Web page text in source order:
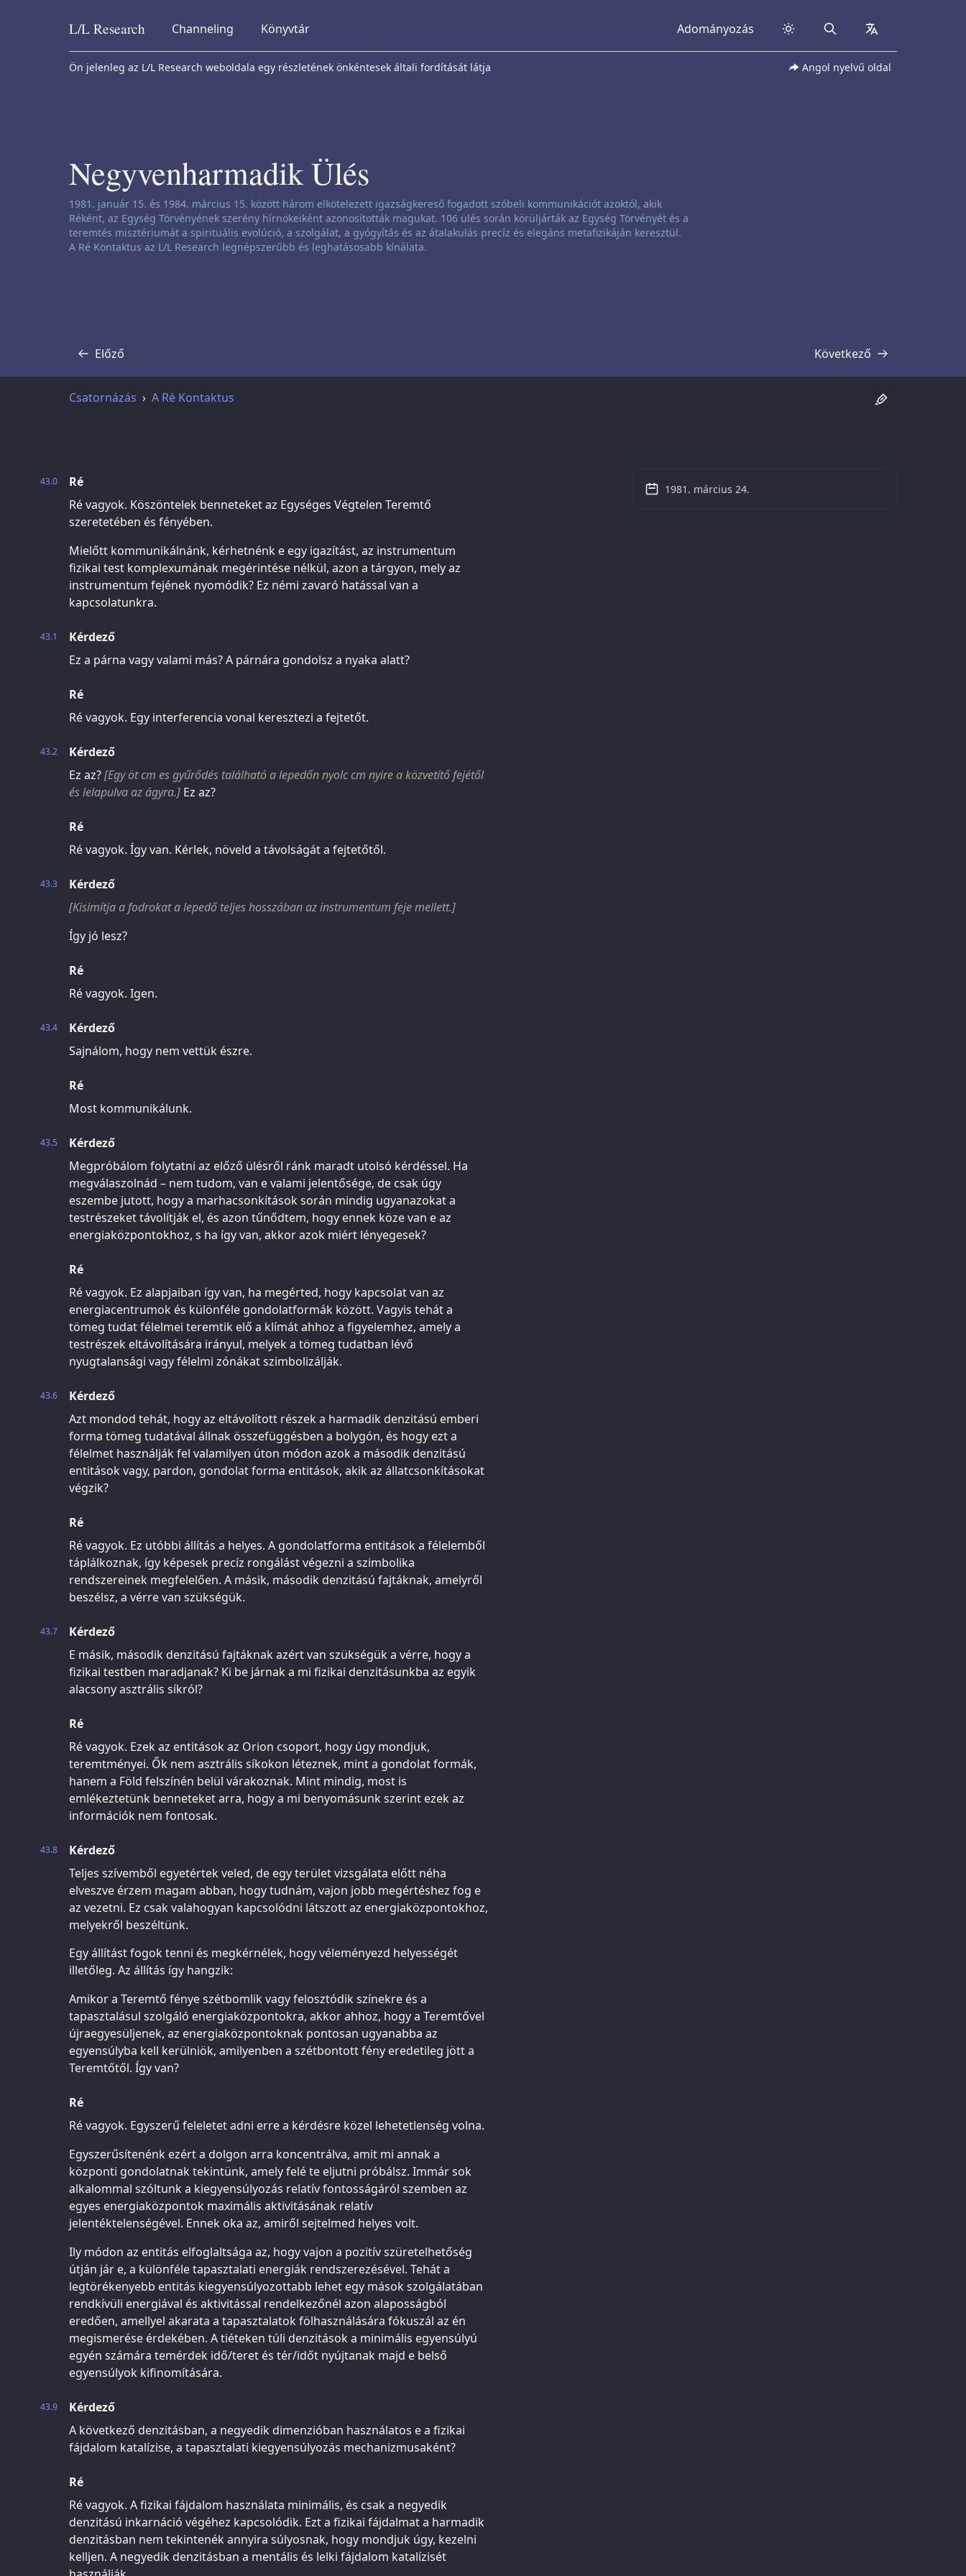
Skip to content
L/L Research Channeling Könyvtár Adományozás Search collapsed
Ön jelenleg az L/L Research weboldala egy részletének önkéntesek általi fordítását látja Angol nyelvű oldal
Negyvenharmadik Ülés
Csatornázási nyilatkozat:
1981. január 15. és 1984. március 15. között három elkötelezett igazságkereső fogadott szóbeli kommunikációt azoktól, akik
Réként, az Egység Törvényének szerény hírnökeiként azonosították magukat. 106 ülés során körüljárták az Egység Törvényét és a
teremtés misztériumát a spirituális evolúció, a szolgálat, a gyógyítás és az átalakulás precíz és elegáns metafizikáján keresztül.
A Ré Kontaktus az L/L Research legnépszerűbb és leghatásosabb kínálata.
Előző
Átirat Következő
Átirat
Csatornázás A Ré Kontaktus
43.0
Ré
Ré vagyok. Köszöntelek benneteket az Egységes Végtelen Teremtő
szeretetében és fényében.
Mielőtt kommunikálnánk, kérhetnénk e egy igazítást, az instrumentum
fizikai test komplexumának megérintése nélkül, azon a tárgyon, mely az
instrumentum fejének nyomódik? Ez némi zavaró hatással van a
kapcsolatunkra.
43.1
Kérdező
Ez a párna vagy valami más? A párnára gondolsz a nyaka alatt?
Ré
Ré vagyok. Egy interferencia vonal keresztezi a fejtetőt.
43.2
Kérdező
Ez az?[Egy öt cm es gyűrődés található a lepedőn nyolc cm nyire a közvetítő fejétől
és lelapulva az ágyra.] Ez az?
Ré
Ré vagyok. Így van. Kérlek, növeld a távolságát a fejtetőtől.
43.3
Kérdező
[Kisimítja a fodrokat a lepedő teljes hosszában az instrumentum feje mellett.]
Így jó lesz?
Ré
Ré vagyok. Igen.
43.4
Kérdező
Sajnálom, hogy nem vettük észre.
Ré
Most kommunikálunk.
43.5
Kérdező
Megpróbálom folytatni az előző ülésről ránk maradt utolsó kérdéssel. Ha
megválaszolnád – nem tudom, van e valami jelentősége, de csak úgy
eszembe jutott, hogy a marhacsonkítások során mindig ugyanazokat a
testrészeket távolítják el, és azon tűnődtem, hogy ennek köze van e az
energiaközpontokhoz, s ha így van, akkor azok miért lényegesek?
Ré
Ré vagyok. Ez alapjaiban így van, ha megérted, hogy kapcsolat van az
energiacentrumok és különféle gondolatformák között. Vagyis tehát a
tömeg tudat félelmei teremtik elő a klímát ahhoz a figyelemhez, amely a
testrészek eltávolítására irányul, melyek a tömeg tudatban lévő
nyugtalansági vagy félelmi zónákat szimbolizálják.
43.6
Kérdező
Azt mondod tehát, hogy az eltávolított részek a harmadik denzitású emberi
forma tömeg tudatával állnak összefüggésben a bolygón, és hogy ezt a
félelmet használják fel valamilyen úton módon azok a második denzitású
entitások vagy, pardon, gondolat forma entitások, akik az állatcsonkításokat
végzik?
Ré
Ré vagyok. Ez utóbbi állítás a helyes. A gondolatforma entitások a félelemből
táplálkoznak, így képesek precíz rongálást végezni a szimbolika
rendszereinek megfelelően. A másik, második denzitású fajtáknak, amelyről
beszélsz, a vérre van szükségük.
43.7
Kérdező
E másik, második denzitású fajtáknak azért van szükségük a vérre, hogy a
fizikai testben maradjanak? Ki be járnak a mi fizikai denzitásunkba az egyik
alacsony asztrális síkról?
Ré
Ré vagyok. Ezek az entitások az Orion csoport, hogy úgy mondjuk,
teremtményei. Ők nem asztrális síkokon léteznek, mint a gondolat formák,
hanem a Föld felszínén belül várakoznak. Mint mindig, most is
emlékeztetünk benneteket arra, hogy a mi benyomásunk szerint ezek az
információk nem fontosak.
43.8
Kérdező
Teljes szívemből egyetértek veled, de egy terület vizsgálata előtt néha
elveszve érzem magam abban, hogy tudnám, vajon jobb megértéshez fog e
az vezetni. Ez csak valahogyan kapcsolódni látszott az energiaközpontokhoz,
melyekről beszéltünk.
Egy állítást fogok tenni és megkérnélek, hogy véleményezd helyességét
illetőleg. Az állítás így hangzik:
Amikor a Teremtő fénye szétbomlik vagy felosztódik színekre és a
tapasztalásul szolgáló energiaközpontokra, akkor ahhoz, hogy a Teremtővel
újraegyesüljenek, az energiaközpontoknak pontosan ugyanabba az
egyensúlyba kell kerülniök, amilyenben a szétbontott fény eredetileg jött a
Teremtőtől. Így van?
Ré
Ré vagyok. Egyszerű feleletet adni erre a kérdésre közel lehetetlenség volna.
Egyszerűsítenénk ezért a dolgon arra koncentrálva, amit mi annak a
központi gondolatnak tekintünk, amely felé te eljutni próbálsz. Immár sok
alkalommal szóltunk a kiegyensúlyozás relatív fontosságáról szemben az
egyes energiaközpontok maximális aktivitásának relatív
jelentéktelenségével. Ennek oka az, amiről sejtelmed helyes volt.
Ily módon az entitás elfoglaltsága az, hogy vajon a pozitív szüretelhetőség
útján jár e, a különféle tapasztalati energiák rendszerezésével. Tehát a
legtörékenyebb entitás kiegyensúlyozottabb lehet egy mások szolgálatában
rendkívüli energiával és aktivitással rendelkezőnél azon alaposságból
eredően, amellyel akarata a tapasztalatok fölhasználására fókuszál az én
megismerése érdekében. A tiéteken túli denzitások a minimális egyensúlyú
egyén számára temérdek idő/teret és tér/időt nyújtanak majd e belső
egyensúlyok kifinomítására.
43.9
Kérdező
A következő denzitásban, a negyedik dimenzióban használatos e a fizikai
fájdalom katalízise, a tapasztalati kiegyensúlyozás mechanizmusaként?
Ré
Ré vagyok. A fizikai fájdalom használata minimális, és csak a negyedik
denzitású inkarnáció végéhez kapcsolódik. Ezt a fizikai fájdalmat a harmadik
denzitásban nem tekintenék annyira súlyosnak, hogy mondjuk úgy, kezelni
kelljen. A negyedik denzitásban a mentális és lelki fájdalom katalízisét
1981. március 24.